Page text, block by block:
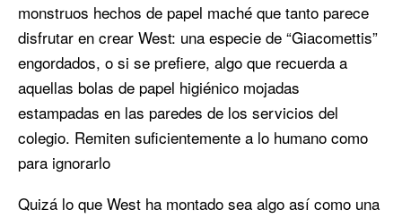
monstruos hechos de papel maché que tanto parece
disfrutar en crear West: una especie de “Giacomettis”
engordados, o si se prefiere, algo que recuerda a
aquellas bolas de papel higiénico mojadas
estampadas en las paredes de los servicios del
colegio. Remiten suficientemente a lo humano como
para ignorarlo
Quizá lo que West ha montado sea algo así como una